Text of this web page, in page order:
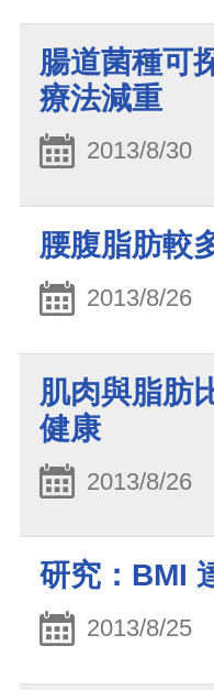
腸道菌種可
療法減重
2013/8/30
腰腹脂肪較
2013/8/26
肌肉與脂肪
健康
2013/8/26
研究：BMI
2013/8/25